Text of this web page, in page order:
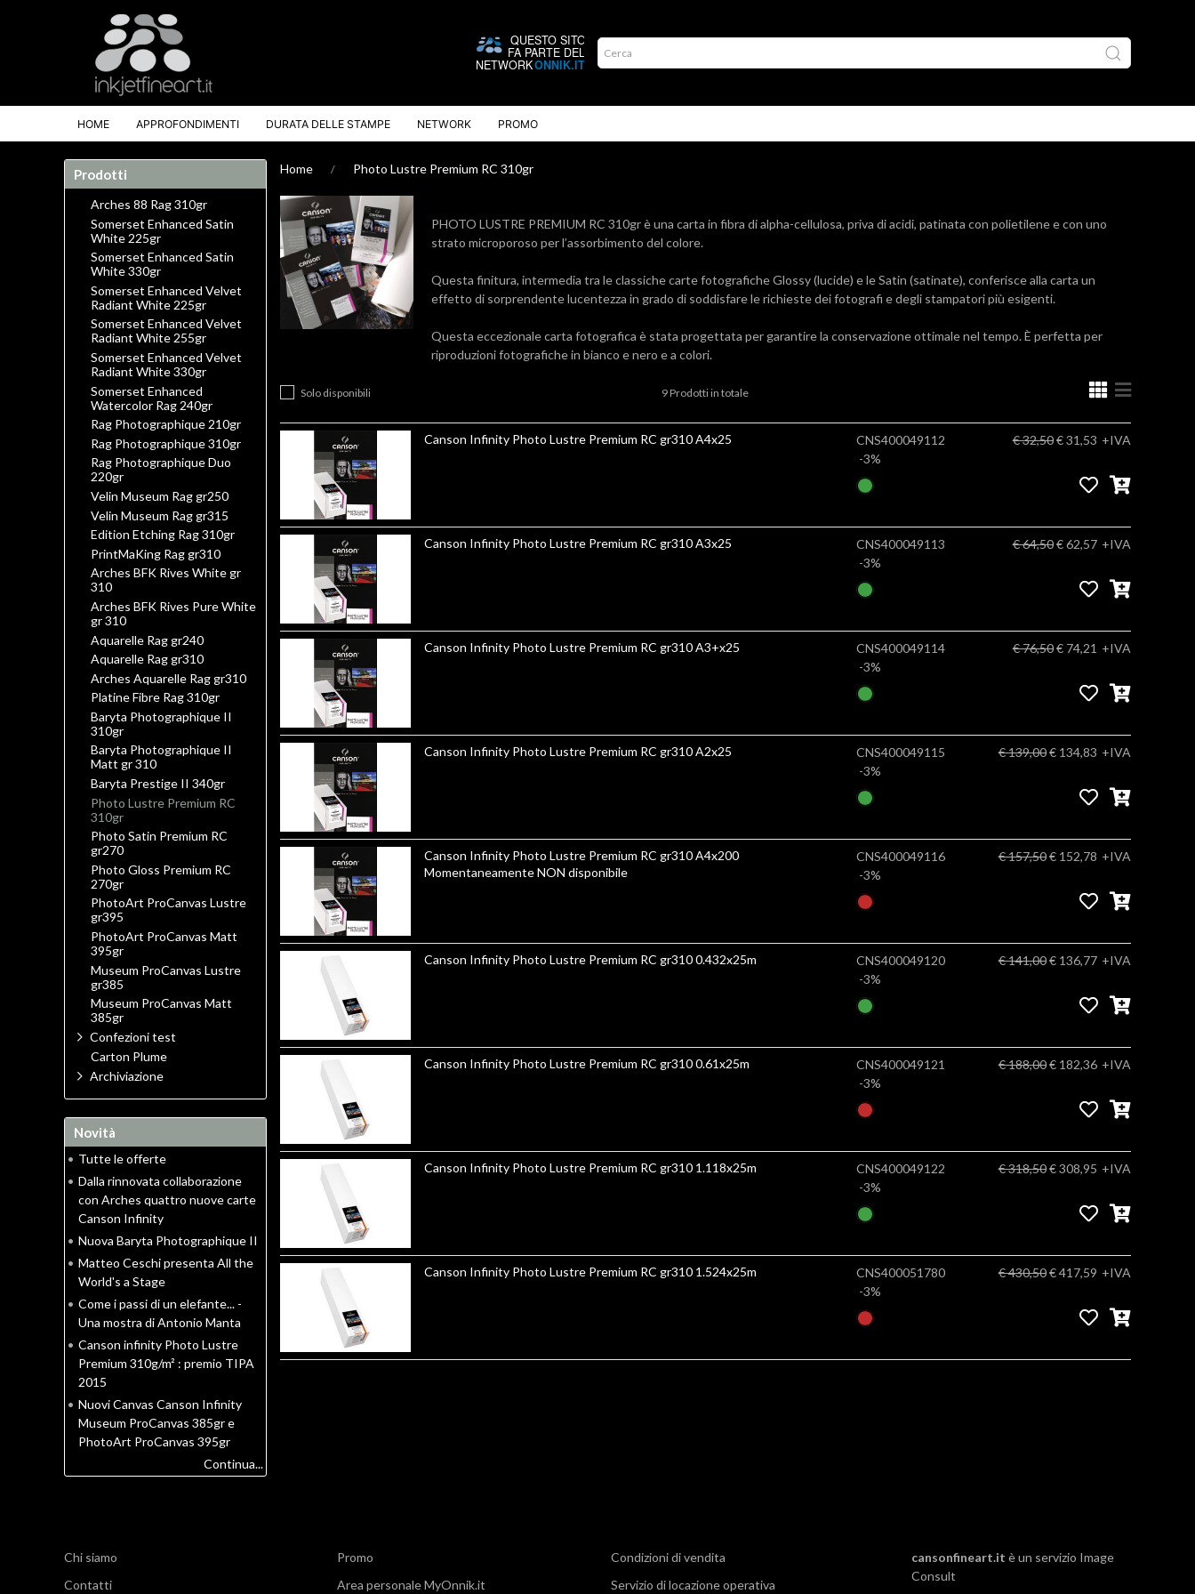
HOME APPROFONDIMENTI DURATA DELLE STAMPE NETWORK PROMO
Home Photo Lustre Premium RC 310gr
PHOTO LUSTRE PREMIUM RC 310gr è una carta in fibra di alpha-cellulosa, priva di acidi, patinata con polietilene e con uno
strato microporoso per l’assorbimento del colore.
Questa finitura, intermedia tra le classiche carte fotografiche Glossy (lucide) e le Satin (satinate), conferisce alla carta un
effetto di sorprendente lucentezza in grado di soddisfare le richieste dei fotografi e degli stampatori più esigenti.
Questa eccezionale carta fotografica è stata progettata per garantire la conservazione ottimale nel tempo. È perfetta per
riproduzioni fotografiche in bianco e nero e a colori.
Solo disponibili 9 Prodotti in totale
Canson Infinity Photo Lustre Premium RC gr310 A4x25
CNS400049112
-3%
€ 32,50€ 31,53 +IVA
Canson Infinity Photo Lustre Premium RC gr310 A3x25
CNS400049113
-3%
€ 64,50€ 62,57 +IVA
Canson Infinity Photo Lustre Premium RC gr310 A3+x25
CNS400049114
-3%
€ 76,50€ 74,21 +IVA
Canson Infinity Photo Lustre Premium RC gr310 A2x25
CNS400049115
-3%
€ 139,00€ 134,83 +IVA
Canson Infinity Photo Lustre Premium RC gr310 A4x200
Momentaneamente NON disponibile
CNS400049116
-3%
€ 157,50€ 152,78 +IVA
Canson Infinity Photo Lustre Premium RC gr310 0.432x25m
CNS400049120
-3%
€ 141,00€ 136,77 +IVA
Canson Infinity Photo Lustre Premium RC gr310 0.61x25m
CNS400049121
-3%
€ 188,00€ 182,36 +IVA
Canson Infinity Photo Lustre Premium RC gr310 1.118x25m
CNS400049122
-3%
€ 318,50€ 308,95 +IVA
Canson Infinity Photo Lustre Premium RC gr310 1.524x25m
CNS400051780
-3%
€ 430,50€ 417,59 +IVA
Prodotti
Arches 88 Rag 310gr
Somerset Enhanced Satin
White 225gr
Somerset Enhanced Satin
White 330gr
Somerset Enhanced Velvet
Radiant White 225gr
Somerset Enhanced Velvet
Radiant White 255gr
Somerset Enhanced Velvet
Radiant White 330gr
Somerset Enhanced
Watercolor Rag 240gr
Rag Photographique 210gr
Rag Photographique 310gr
Rag Photographique Duo
220gr
Velin Museum Rag gr250
Velin Museum Rag gr315
Edition Etching Rag 310gr
PrintMaKing Rag gr310
Arches BFK Rives White gr
310
Arches BFK Rives Pure White
gr 310
Aquarelle Rag gr240
Aquarelle Rag gr310
Arches Aquarelle Rag gr310
Platine Fibre Rag 310gr
Baryta Photographique II
310gr
Baryta Photographique II
Matt gr 310
Baryta Prestige II 340gr
Photo Lustre Premium RC
310gr
Photo Satin Premium RC
gr270
Photo Gloss Premium RC
270gr
PhotoArt ProCanvas Lustre
gr395
PhotoArt ProCanvas Matt
395gr
Museum ProCanvas Lustre
gr385
Museum ProCanvas Matt
385gr
Confezioni test
Carton Plume
Archiviazione
Novità
• Tutte le offerte
• Dalla rinnovata collaborazione
con Arches quattro nuove carte
Canson Infinity
• Nuova Baryta Photographique II
• Matteo Ceschi presenta All the
World's a Stage
• Come i passi di un elefante... -
Una mostra di Antonio Manta
• Canson infinity Photo Lustre
Premium 310g/m² : premio TIPA
2015
• Nuovi Canvas Canson Infinity
Museum ProCanvas 385gr e
PhotoArt ProCanvas 395gr
Continua...
Chi siamo
Contatti
Promo
Area personale MyOnnik.it
Condizioni di vendita
Servizio di locazione operativa
cansonfineart.it è un servizio Image
Consult